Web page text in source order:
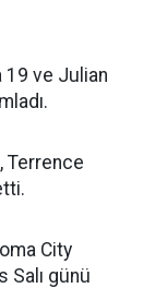
19 ve Julian
Terrence
City
Salı günü